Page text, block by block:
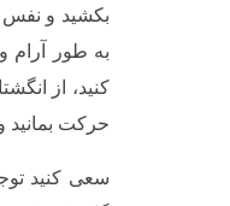
بکشید و نفس
به طور آرام
کنید، از
حرکت بمانید
سعی کنید